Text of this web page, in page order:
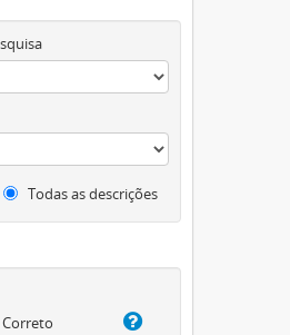
Todas as descrições
Correto